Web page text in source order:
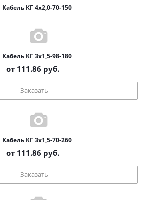
Кабель КГ 4х2,0-70-150
Кабель КГ 3х1,5-98-180
от 111.86 руб.
Заказать
Кабель КГ 3х1,5-70-260
от 111.86 руб.
Заказать